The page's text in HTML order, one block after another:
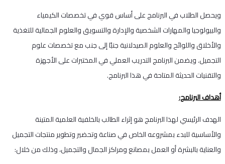
ويحصل الطلاب في البرنامج على أساس قوي في تخصصات الكيمياء
والبيولوجيا والمهارات الشخصية والإدارة والتسويق والعلوم الجمالية للتغذية
والأخلاق واللوائح والعلوم الصيدلانية جنبًا إلى جنب مع تخصصات علوم
التجميل. ويضمن البرنامج التدريب العملي في المختبرات على الأجهزة
والتقنيات الحديثة المتاحة في هذا البرنامج.
أهداف البرنامج:
الهدف الرئيسي لهذا البرنامج هو إثراء الطالب بالخلفية العلمية المتينة
والأساسية للبدء بمشروعه الخاص في صناعة وتحضير وتطوير منتجات التجميل
والعناية بالبشرة أو العمل بمصانع ومراكز الجمال والتجميل، وذلك من خلال: